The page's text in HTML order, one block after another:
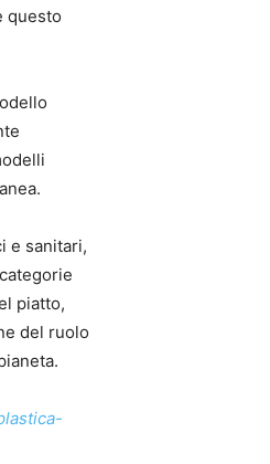
questo
e sanitari,
piatto,
del ruolo